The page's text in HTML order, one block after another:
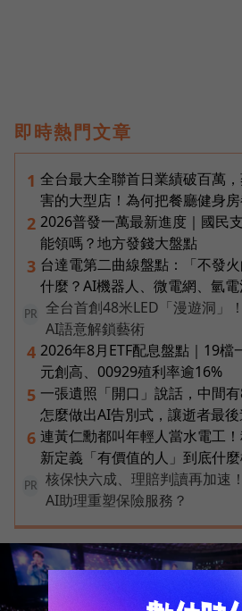
即時熱門文章
1 全台最大全聯首日業績破百萬
害的大型店！為何把餐廳健身
2 2026普發一萬最新進度｜國民
能領嗎？地方發錢大盤點
3 台達電第二曲線盤點：「不發
什麼？AI機器人、微電網、氫
PR
全台首創48米LED「漫遊洞」
AI語意解鎖藝術
4 2026年8月ETF配息盤點｜19檔
元創高、00929殖利率逾16%
5 一張遺照「開口」說話，中間
怎麼做出AI告別式，讓逝者最後
6 連黃仁勳都叫年輕人當水電工
新定義「有價值的人」到底什麼
PR
核保快六成、理賠判讀再加速
AI助理重塑保險服務？